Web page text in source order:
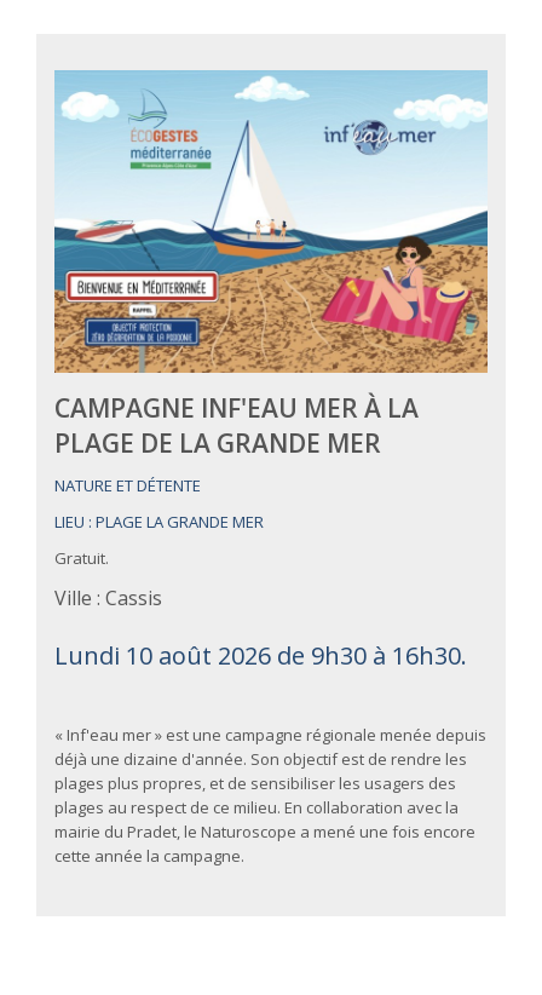
CAMPAGNE INF'EAU MER À LA
PLAGE DE LA GRANDE MER
NATURE ET DÉTENTE
LIEU : PLAGE LA GRANDE MER
Gratuit.
Ville : Cassis
Lundi 10 août 2026 de 9h30 à 16h30.
« Inf'eau mer » est une campagne régionale menée depuis
déjà une dizaine d'année. Son objectif est de rendre les
plages plus propres, et de sensibiliser les usagers des
plages au respect de ce milieu. En collaboration avec la
mairie du Pradet, le Naturoscope a mené une fois encore
cette année la campagne.